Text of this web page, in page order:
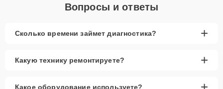
Вопросы и ответы
Сколько времени займет диагностика? +
Какую технику ремонтируете? +
Какое оборудование используете?